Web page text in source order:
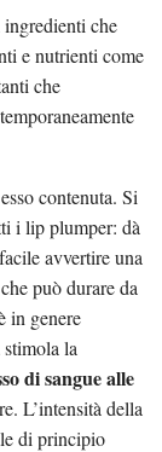
che
e nutrienti come
che
contenuta. Si
i lip plumper: dà
avvertire una
può durare da
in genere
la
di sangue alle
L’intensità della
di principio